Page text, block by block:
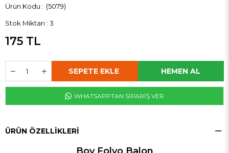
(5079)
Stok Miktarı : 3
175 TL
WHATSAPPTAN SİPARİŞ VER
ÜRÜN ÖZELLIKLERI